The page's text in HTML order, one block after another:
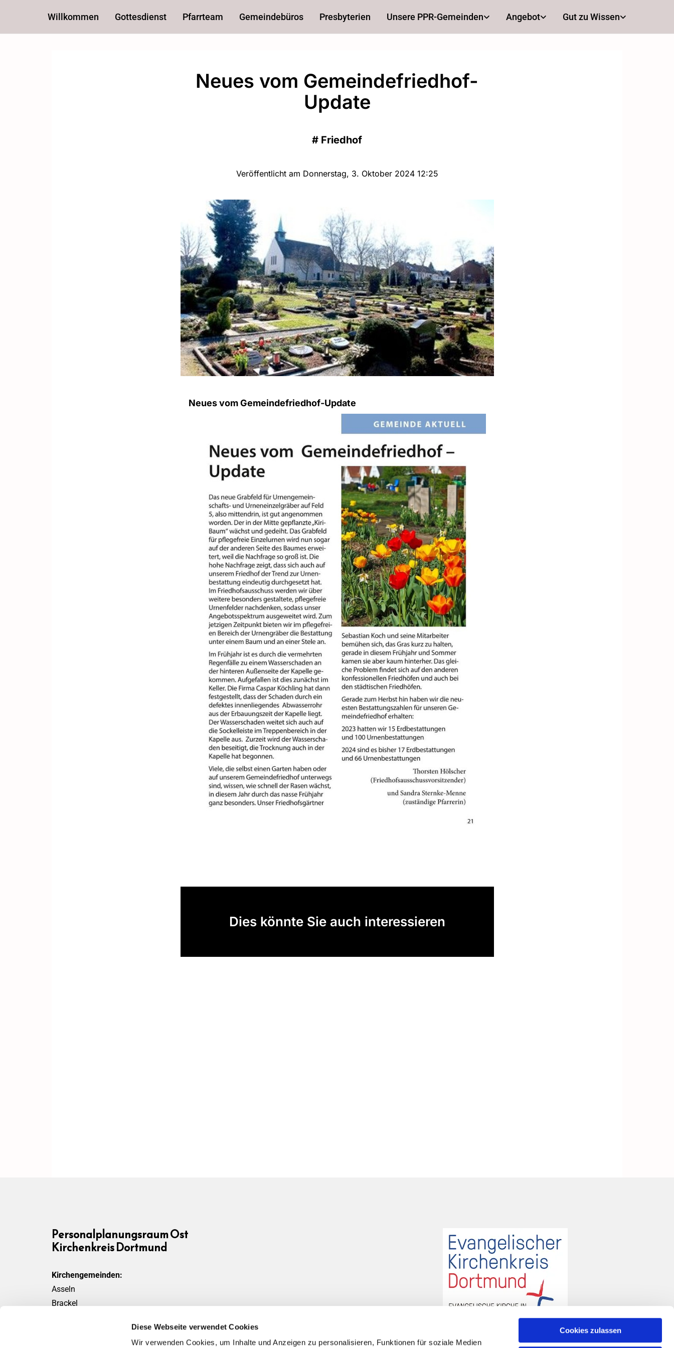
Diese Webseite verwendet Cookies
Wir verwenden Cookies, um Inhalte und Anzeigen zu personalisieren, Funktionen für soziale Medien
Cookies zulassen
Willkommen Gottesdienst Pfarrteam Gemeindebüros Presbyterien Unsere PPR-Gemeinden Angebot Gut zu Wissen
Neues vom Gemeindefriedhof-
Update
# Friedhof
Veröffentlicht am Donnerstag, 3. Oktober 2024 12:25
Neues vom Gemeindefriedhof-Update
Dies könnte Sie auch interessieren
Personalplanungsraum Ost
Kirchenkreis Dortmund
Kirchengemeinden:
Asseln
Brackel